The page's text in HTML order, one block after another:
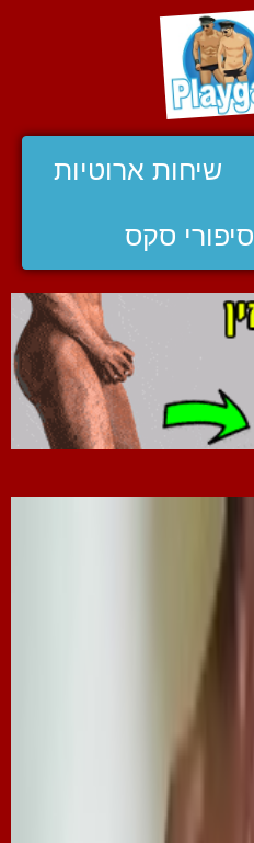
שיחות ארוטיות
סיפורי סקס